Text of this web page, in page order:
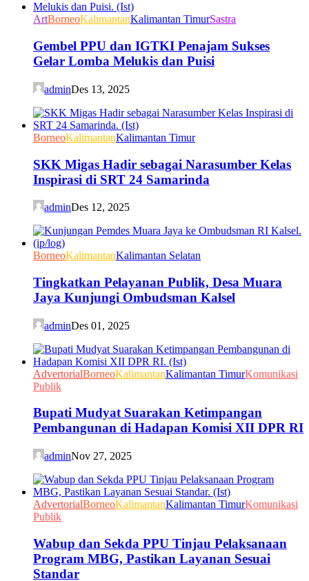
ArtBorneoKalimantanKalimantan TimurSastra
Gembel PPU dan IGTKI Penajam Sukses
Gelar Lomba Melukis dan Puisi
adminDes 13, 2025
BorneoKalimantanKalimantan Timur
SKK Migas Hadir sebagai Narasumber Kelas
Inspirasi di SRT 24 Samarinda
adminDes 12, 2025
BorneoKalimantanKalimantan Selatan
Tingkatkan Pelayanan Publik, Desa Muara
Jaya Kunjungi Ombudsman Kalsel
adminDes 01, 2025
AdvertorialBorneoKalimantanKalimantan TimurKomunikasi
Publik
Bupati Mudyat Suarakan Ketimpangan
Pembangunan di Hadapan Komisi XII DPR RI
adminNov 27, 2025
AdvertorialBorneoKalimantanKalimantan TimurKomunikasi
Publik
Wabup dan Sekda PPU Tinjau Pelaksanaan
Program MBG, Pastikan Layanan Sesuai
Standar